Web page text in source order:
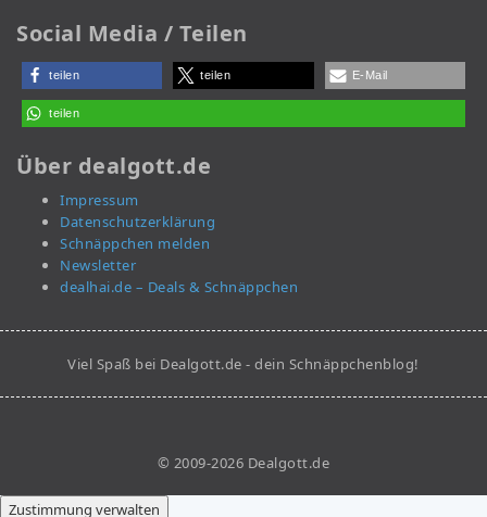
Social Media / Teilen
teilen teilen E-Mail
teilen
Über dealgott.de
Impressum
Datenschutzerklärung
Schnäppchen melden
Newsletter
dealhai.de – Deals & Schnäppchen
Viel Spaß bei Dealgott.de - dein Schnäppchenblog!
© 2009-2026 Dealgott.de
Zustimmung verwalten